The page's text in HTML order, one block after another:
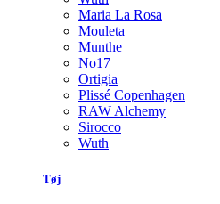
Maria La Rosa
Mouleta
Munthe
No17
Ortigia
Plissé Copenhagen
RAW Alchemy
Sirocco
Wuth
Tøj